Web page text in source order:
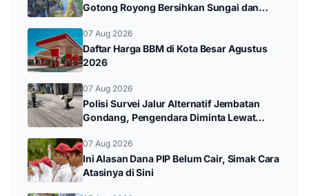
Gotong Royong Bersihkan Sungai dan
07 Aug 2026
Daftar Harga BBM di Kota Besar Agustus
2026
07 Aug 2026
Polisi Survei Jalur Alternatif Jembatan
Gondang, Pengendara Diminta Lewat
07 Aug 2026
Ini Alasan Dana PIP Belum Cair, Simak Cara
Atasinya di Sini